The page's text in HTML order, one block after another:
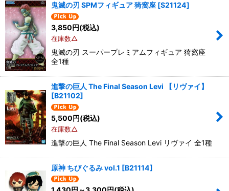
鬼滅の刃 SPMフィギュア 猗窩座 [S21124]
3,850円(税込)
在庫数△
鬼滅の刃 スーパープレミアムフィギュア 猗窩座
全1種
進撃の巨人 The Final Season Levi 【リヴァイ】
[B21102]
5,500円(税込)
在庫数△
進撃の巨人 The Final Season Levi リヴァイ 全1種
原神 ちびぐるみ vol.1 [B21114]